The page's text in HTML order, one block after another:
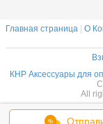
Главная страница О
КНР Аксессуары для
All